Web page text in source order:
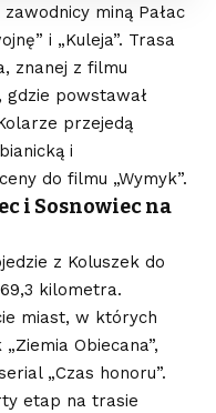
miną Pałac
i „Kuleja”. Trasa
znanej z filmu
gdzie powstawał
przejedą
i
do filmu „Wymyk”.
i Sosnowiec na
z Koluszek do
kilometra.
miast, w których
Obiecana”,
„Czas honoru”.
etap na trasie